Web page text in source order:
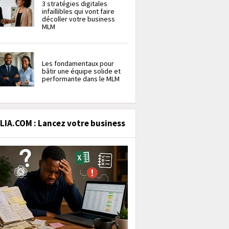
3 stratégies digitales
infaillibles qui vont faire
décoller votre business
MLM
Les fondamentaux pour
bâtir une équipe solide et
performante dans le MLM
: Lancez votre business